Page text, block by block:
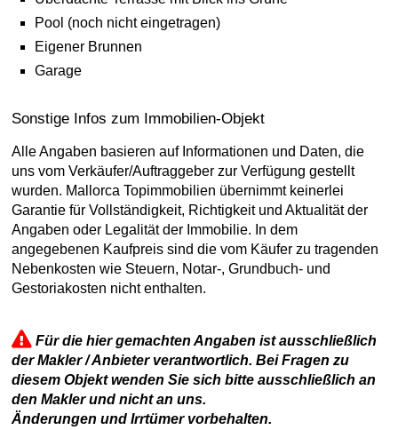
Pool (noch nicht eingetragen)
Eigener Brunnen
Garage
Sonstige Infos zum Immobilien-Objekt
Alle Angaben basieren auf Informationen und Daten, die
uns vom Verkäufer/Auftraggeber zur Verfügung gestellt
wurden. Mallorca Topimmobilien übernimmt keinerlei
Garantie für Vollständigkeit, Richtigkeit und Aktualität der
Angaben oder Legalität der Immobilie. In dem
angegebenen Kaufpreis sind die vom Käufer zu tragenden
Nebenkosten wie Steuern, Notar-, Grundbuch- und
Gestoriakosten nicht enthalten.
Für die hier gemachten Angaben ist ausschließlich
der Makler / Anbieter verantwortlich. Bei Fragen zu
diesem Objekt wenden Sie sich bitte ausschließlich an
den Makler und nicht an uns.
Änderungen und Irrtümer vorbehalten.